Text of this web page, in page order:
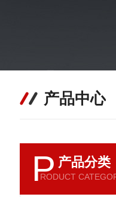
产品中心
P 产品分类
RODUCT